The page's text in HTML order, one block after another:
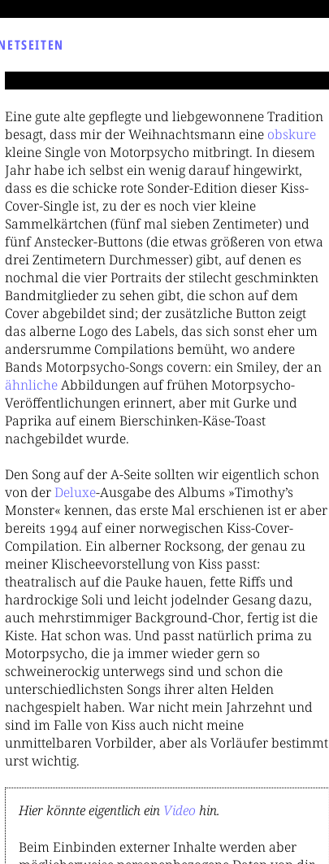
Eine gute alte gepflegte und liebgewonnene Tradition
besagt, dass mir der Weihnachtsmann eine obskure
kleine Single von Motorpsycho mitbringt. In diesem
Jahr habe ich selbst ein wenig darauf hingewirkt,
dass es die schicke rote Sonder-Edition dieser Kiss-
Cover-Single ist, zu der es noch vier kleine
Sammelkärtchen (fünf mal sieben Zentimeter) und
fünf Anstecker-Buttons (die etwas größeren von etwa
drei Zentimetern Durchmesser) gibt, auf denen es
nochmal die vier Portraits der stilecht geschminkten
Bandmitglieder zu sehen gibt, die schon auf dem
Cover abgebildet sind; der zusätzliche Button zeigt
das alberne Logo des Labels, das sich sonst eher um
andersrumme Compilations bemüht, wo andere
Bands Motorpsycho-Songs covern: ein Smiley, der an
ähnlicheAbbildungen auf frühen Motorpsycho-
Veröffentlichungen erinnert, aber mit Gurke und
Paprika auf einem Bierschinken-Käse-Toast
nachgebildet wurde.
Den Song auf der A-Seite sollten wir eigentlich schon
von derDeluxe-Ausgabe des Albums »Timothy’s
Monster« kennen, das erste Mal erschienen ist er aber
bereits 1994 auf einer norwegischen Kiss-Cover-
Compilation. Ein alberner Rocksong, der genau zu
meiner Klischeevorstellung von Kiss passt:
theatralisch auf die Pauke hauen, fette Riffs und
hardrockige Soli und leicht jodelnder Gesang dazu,
auch mehrstimmiger Background-Chor, fertig ist die
Kiste. Hat schon was. Und passt natürlich prima zu
Motorpsycho, die ja immer wieder gern so
schweinerockig unterwegs sind und schon die
unterschiedlichsten Songs ihrer alten Helden
nachgespielt haben. War nicht mein Jahrzehnt und
sind im Falle von Kiss auch nicht meine
unmittelbaren Vorbilder, aber als Vorläufer bestimmt
urst wichtig.
Hier könnte eigentlich ein Video hin.
Beim Einbinden externer Inhalte werden aber